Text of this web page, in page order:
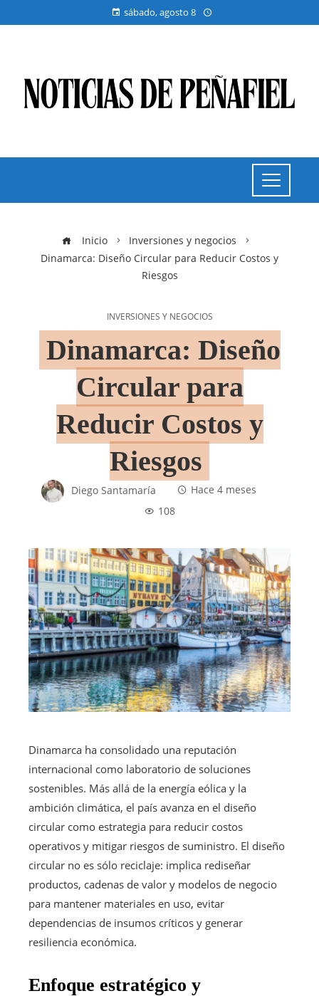
sábado, agosto 8
Inicio
Inversiones y negocios
Dinamarca: Diseño Circular para Reducir Costos y
Riesgos
INVERSIONES Y NEGOCIOS
Dinamarca: Diseño
Circular para
Reducir Costos y
Riesgos
Diego Santamaría
Hace 4 meses
108
Dinamarca ha consolidado una reputación
internacional como laboratorio de soluciones
sostenibles. Más allá de la energía eólica y la
ambición climática, el país avanza en el diseño
circular como estrategia para reducir costos
operativos y mitigar riesgos de suministro. El diseño
circular no es sólo reciclaje: implica rediseñar
productos, cadenas de valor y modelos de negocio
para mantener materiales en uso, evitar
dependencias de insumos críticos y generar
resiliencia económica.
Enfoque estratégico y